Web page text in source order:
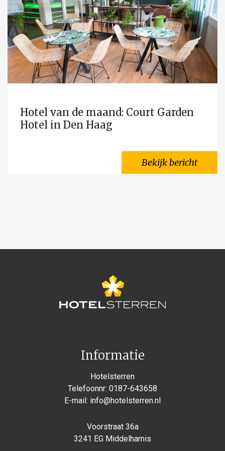
Hotel van de maand: Court Garden
Hotel in Den Haag
Bekijk bericht
Informatie
Hotelsterren
Telefoonnr: 0187-643658
E-mail: info@hotelsterren.nl
Voorstraat 36a
3241 EG Middelharnis